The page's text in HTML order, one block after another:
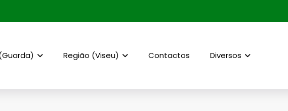
Região (Viseu) Contactos Diversos